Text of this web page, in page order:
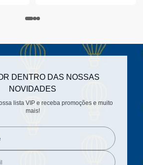
DENTRO DAS NOSSAS
NOVIDADES
lista VIP e receba promoções e muito
mais!